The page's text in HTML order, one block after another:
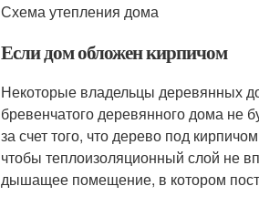
Схема утепления дома
Если дом обложен кирпичом
Некоторые владельцы деревянных
бревенчатого деревянного дома не
за счет того, что дерево под
чтобы теплоизоляционный слой не
дышащее помещение, в котором